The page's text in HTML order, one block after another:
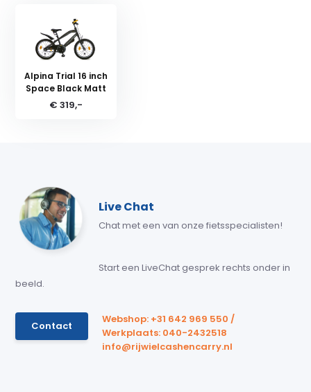
Alpina Trial 16 inch
Space Black Matt
€ 319,-
Live Chat
Chat met een van onze fietsspecialisten!
Start een LiveChat gesprek rechts onder in
beeld.
Contact
Webshop: +31 642 969 550 /
Werkplaats: 040-2432518
info@rijwielcashencarry.nl